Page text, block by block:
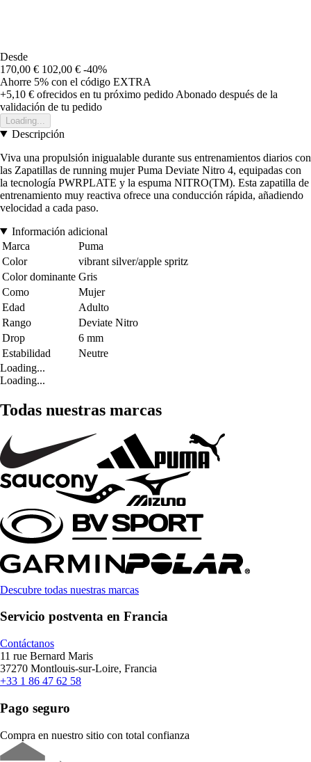
Desde
170,00 € 102,00 € -40%
Ahorre 5% con el código EXTRA
+5,10 € ofrecidos en tu próximo pedido Abonado después de la
validación de tu pedido
Loading...
Descripción
Viva una propulsión inigualable durante sus entrenamientos diarios con
las Zapatillas de running mujer Puma Deviate Nitro 4, equipadas con
la tecnología PWRPLATE y la espuma NITRO(TM). Esta zapatilla de
entrenamiento muy reactiva ofrece una conducción rápida, añadiendo
velocidad a cada paso.
Información adicional
Marca
Puma
Color
vibrant silver/apple spritz
Color dominante Gris
Como
Mujer
Edad
Adulto
Rango
Deviate Nitro
Drop
6 mm
Estabilidad
Neutre
Loading...
Loading...
Todas nuestras marcas
Descubre todas nuestras marcas
Servicio postventa en Francia
Contáctanos
11 rue Bernard Maris
37270 Montlouis-sur-Loire, Francia
+33 1 86 47 62 58
Pago seguro
Compra en nuestro sitio con total confianza